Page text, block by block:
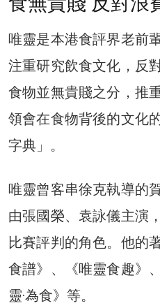
唯靈是本港食評界老前
注重研究飲食文化，反
食物並無貴賤之分，推
領會在食物背後的文化
字典」。
唯靈曾客串徐克執導的
由張國榮、袁詠儀主演
比賽評判的角色。他的
食譜》、《唯靈食趣》
靈·為食》等。